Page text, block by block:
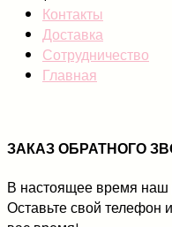
Контакты
Доставка
Сотрудничество
Главная
ЗАКАЗ ОБРАТНОГО
В настоящее время наш
Оставьте свой телефон